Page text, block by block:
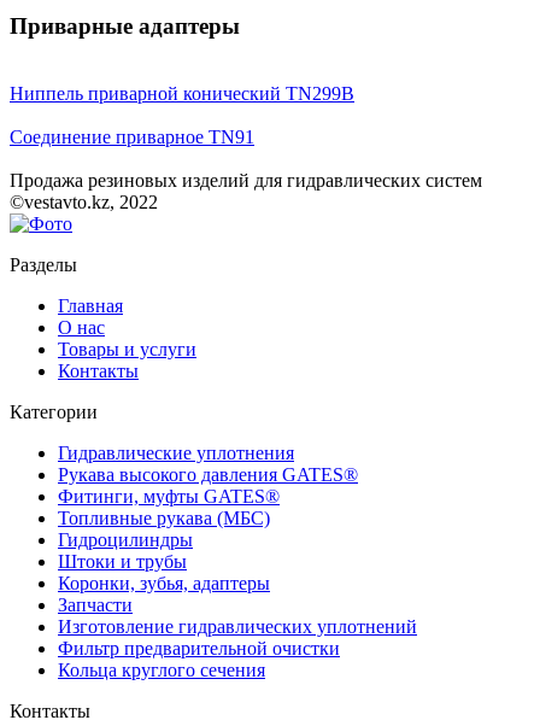
Приварные адаптеры
Ниппель приварной конический TN299B
Соединение приварное TN91
Продажа резиновых изделий для гидравлических систем
©vestavto.kz, 2022
Разделы
Главная
О нас
Товары и услуги
Контакты
Категории
Гидравлические уплотнения
Рукава высокого давления GATES®
Фитинги, муфты GATES®
Топливные рукава (МБС)
Гидроцилиндры
Штоки и трубы
Коронки, зубья, адаптеры
Запчасти
Изготовление гидравлических уплотнений
Фильтр предварительной очистки
Кольца круглого сечения
Контакты